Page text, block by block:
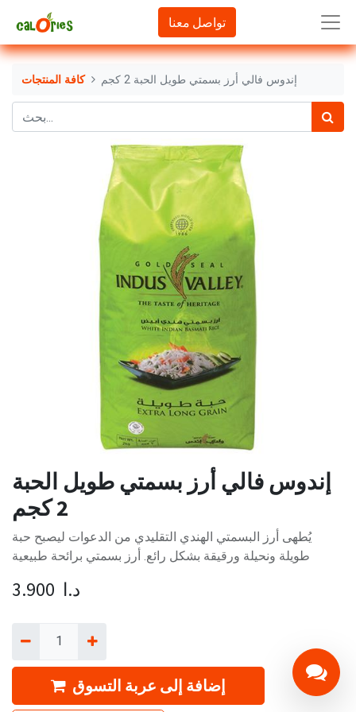
تواصل معنا
كافة المنتجات إندوس فالي أرز بسمتي طويل الحبة 2 كجم
إندوس فالي أرز بسمتي طويل الحبة
2 كجم
يُطهى أرز البسمتي الهندي التقليدي من الدعوات ليصبح حبة
طويلة ونحيلة ورقيقة بشكل رائع. أرز بسمتي برائحة طبيعية
3.900 د.ا
إضافة إلى عربة التسوق